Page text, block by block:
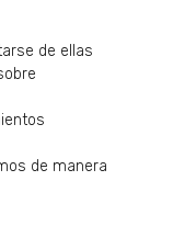
de ellas
de manera